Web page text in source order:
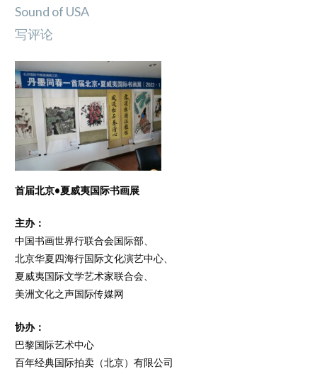
Sound of USA
写评论
首届北京•夏威夷国际书画展
主办：
中国书画世界行联合会国际部、
北京华夏四海行国际文化演艺中心、
夏威夷国际文学艺术家联合会、
美洲文化之声国际传媒网
协办：
巴黎国际艺术中心
百年经典国际拍卖（北京）有限公司